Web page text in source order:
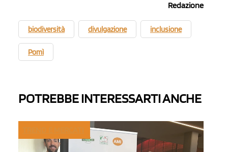
Redazione
biodiversità divulgazione inclusione
Pomì
POTREBBE INTERESSARTI ANCHE